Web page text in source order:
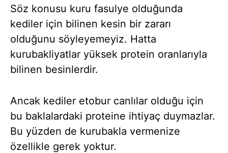
Söz konusu kuru fasulye olduğunda
kediler için bilinen kesin bir zararı
olduğunu söyleyemeyiz. Hatta
kurubakliyatlar yüksek protein oranlarıyla
bilinen besinlerdir.
Ancak kediler etobur canlılar olduğu için
bu baklalardaki proteine ihtiyaç duymazlar.
Bu yüzden de kurubakla vermenize
özellikle gerek yoktur.